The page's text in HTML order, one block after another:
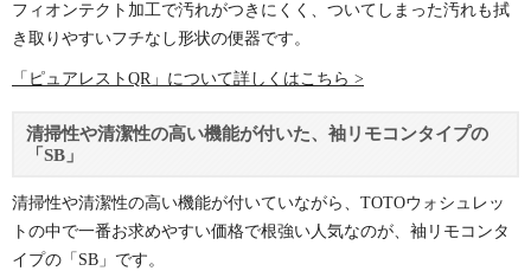
フィオンテクト加工で汚れがつきにくく、ついてしまった汚れも拭
き取りやすいフチなし形状の便器です。
「ピュアレストQR」について詳しくはこちら >
清掃性や清潔性の高い機能が付いた、袖リモコンタイプの
「SB」
清掃性や清潔性の高い機能が付いていながら、TOTOウォシュレッ
トの中で一番お求めやすい価格で根強い人気なのが、袖リモコンタ
イプの「SB」です。